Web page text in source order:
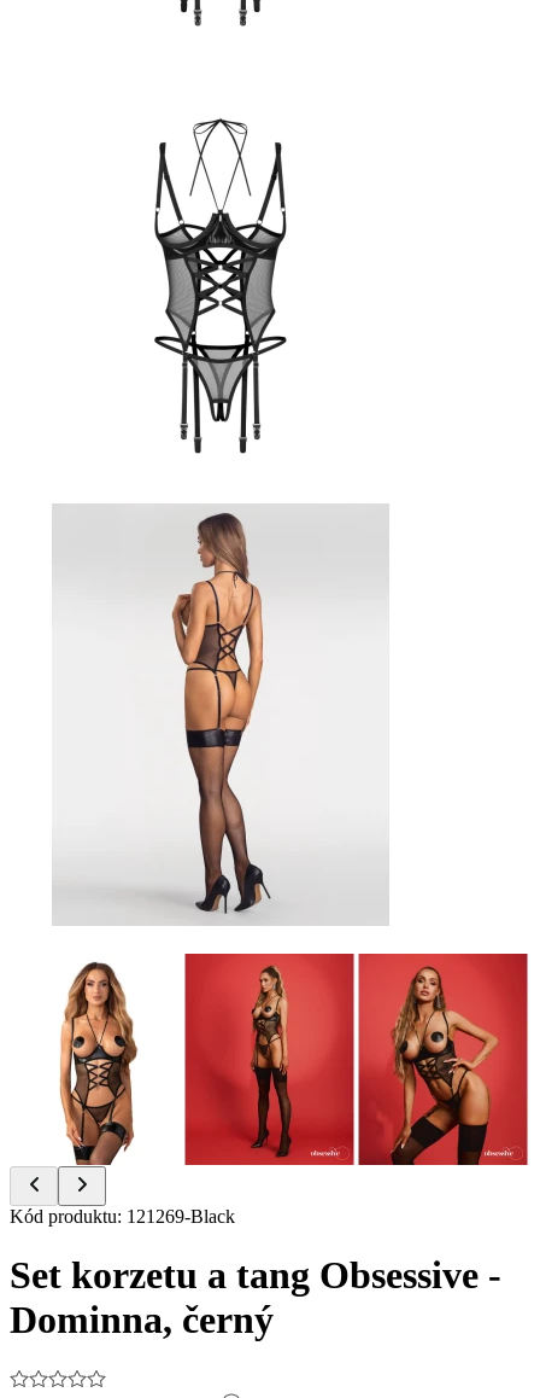
Item
of
7
Kód produktu: 121269-Black
Set korzetu a tang Obsessive -
Dominna, černý